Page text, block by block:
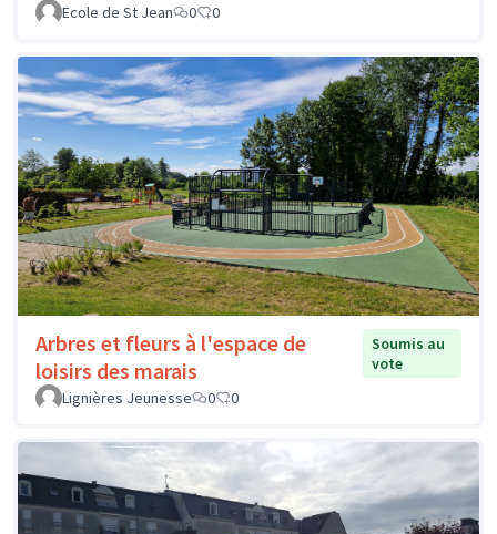
Ecole de St Jean
0 0
Arbres et fleurs à l'espace de
loisirs des marais
Soumis au
vote
Lignières Jeunesse
0 0